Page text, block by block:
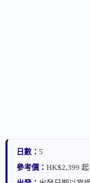
日數： 5
參考價：HK$2,399 起